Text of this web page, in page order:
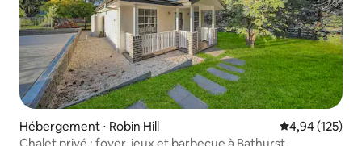
Hébergement ⋅ Robin Hill Évaluation
4,94 (125)
Chalet privé : foyer, jeux et barbecue à Bathurst